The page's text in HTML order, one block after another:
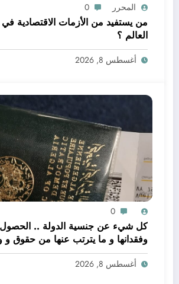
المحرر 0
من يستفيد من الأزمات الاقتصادية
العالم ؟
أغسطس 8, 2026
0
كل شيء عن جنسية الدولة ..
وفقدانها و ما يترتب عنها من حقوق و واجبات
أغسطس 8, 2026